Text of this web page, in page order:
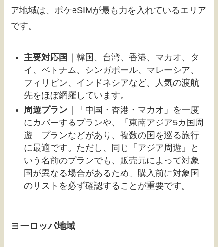
ア地域は、ポケeSIMが最も力を入れているエリア
です。
主要対応国 ｜韓国、台湾、香港、マカオ、タ
イ、ベトナム、シンガポール、マレーシア、
フィリピン、インドネシアなど、人気の渡航
先をほぼ網羅しています。
周遊プラン ｜「中国・香港・マカオ」を一度
にカバーするプランや、「東南アジア5カ国周
遊」プランなどがあり、複数の国を巡る旅行
に最適です。ただし、同じ「アジア周遊」と
いう名前のプランでも、販売元によって対象
国が異なる場合があるため、購入前に対象国
のリストを必ず確認することが重要です。
ヨーロッパ地域